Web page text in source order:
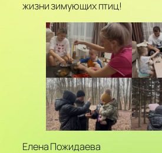
жизни зимующих птиц!
Елена Пожидаева